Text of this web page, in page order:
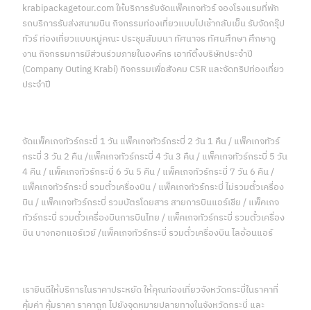
krabipackagetour.com ให้บริการรับจัดแพ็คเกจทัวร์ จองโรงแรมที่พัก
รถบริการรับส่งสนามบิน กิจกรรมท่องเที่ยวแบบไปเช้ากลับเย็น รับจัดกรุ๊ป
ทัวร์ ท่องเที่ยวแบบหมู่คณะ ประชุมสัมมนา ทัศนาจร ทัศนศึกษา ศึกษาดู
งาน กิจกรรมการมีส่วนร่วมภายในองค์กร เอาท์ติ้งบริษัทประจำปี
(Company Outing Krabi) กิจกรรมเพื่อสังคม CSR และจัดทริปท่องเที่ยว
ประจำปี
จัดแพ็คเกจทัวร์กระบี่ 1 วัน แพ็คเกจทัวร์กระบี่ 2 วัน 1 คืน / แพ็คเกจทัวร์
กระบี่ 3 วัน 2 คืน /แพ็คเกจทัวร์กระบี่ 4 วัน 3 คืน / แพ็คเกจทัวร์กระบี่ 5 วัน
4 คืน / แพ็คเกจทัวร์กระบี่ 6 วัน 5 คืน / แพ็คเกจทัวร์กระบี่ 7 วัน 6 คืน /
แพ็คเกจทัวร์กระบี่ รวมตั๋วเครื่องบิน / แพ็คเกจทัวร์กระบี่ ไม่รวมตั๋วเครื่อง
บิน / แพ็คเกจทัวร์กระบี่ รวมบัตรโดยสาร สายการบินแอร์เชีย / แพ็คเกจ
ทัวร์กระบี่ รวมตั๋วเครื่องบินการบินไทย / แพ็คเกจทัวร์กระบี่ รวมตั๋วเครื่อง
บิน บางกอกแอร์เวย์ /แพ็คเกจทัวร์กระบี่ รวมตั๋วเครื่องบิน ไลอ้อนแอร์
เรายินดีให้บริการในราคาประหยัด ให้คุณท่องเที่ยวจังหวัดกระบี่ในราคาที่
คุ้มค่า คุ้มราคา ราคาถูก ไปยังจุดหมายปลายทางในจังหวัดกระบี่ และ